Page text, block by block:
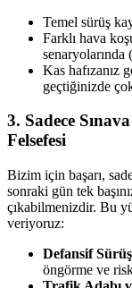
Temel sürüş
Farklı hava
senaryolarında
Kas hafızanız
geçtiğinizde
3. Sadece
Felsefesi
Bizim için başarı,
sonraki gün tek
çıkabilmenizdir. Bu
veriyoruz:
Defansif
öngörme ve